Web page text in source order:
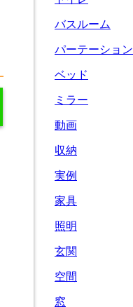
バスルーム
パーテーション
ベッド
ミラー
動画
収納
実例
家具
照明
玄関
空間
窓